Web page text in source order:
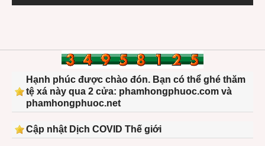
Hạnh phúc được chào đón. Bạn có thể ghé thăm
tệ xá này qua 2 cửa: phamhongphuoc.com và
phamhongphuoc.net
Cập nhật Dịch COVID Thế giới